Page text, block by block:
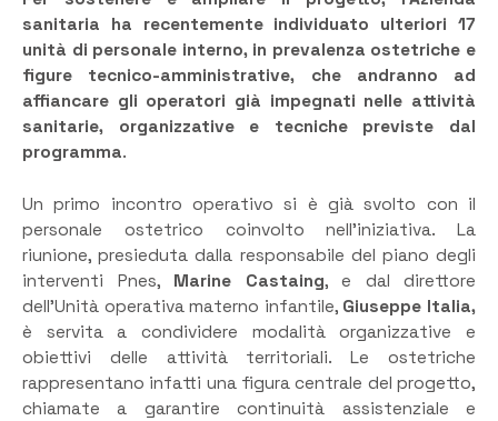
sanitaria ha recentemente individuato ulteriori 17
unità di personale interno, in prevalenza ostetriche e
figure tecnico-amministrative, che andranno ad
affiancare gli operatori già impegnati nelle attività
sanitarie, organizzative e tecniche previste dal
programma.
Un primo incontro operativo si è già svolto con il
personale ostetrico coinvolto nell’iniziativa. La
riunione, presieduta dalla responsabile del piano degli
interventi Pnes, Marine Castaing, e dal direttore
dell’Unità operativa materno infantile, Giuseppe Italia,
è servita a condividere modalità organizzative e
obiettivi delle attività territoriali. Le ostetriche
rappresentano infatti una figura centrale del progetto,
chiamate a garantire continuità assistenziale e